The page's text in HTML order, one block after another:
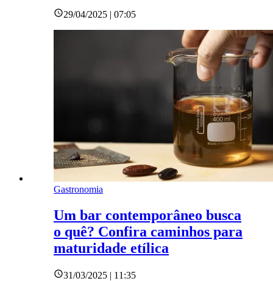
29/04/2025 | 07:05
Gastronomia
Um bar contemporâneo busca
o quê? Confira caminhos para
maturidade etílica
31/03/2025 | 11:35